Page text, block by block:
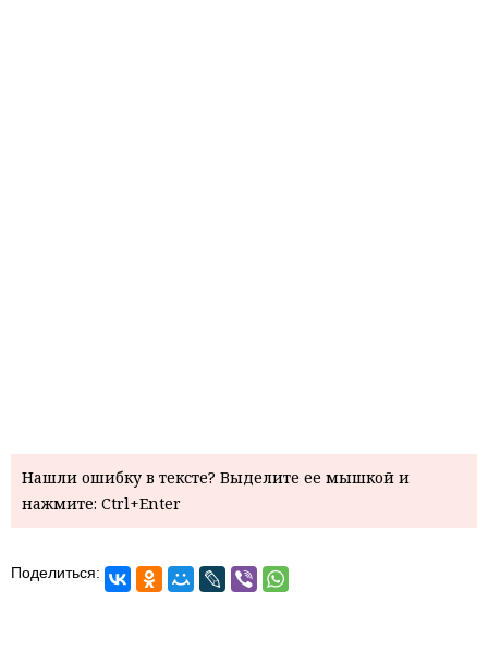
Нашли ошибку в тексте? Выделите ее мышкой и
нажмите: Ctrl+Enter
Поделиться: